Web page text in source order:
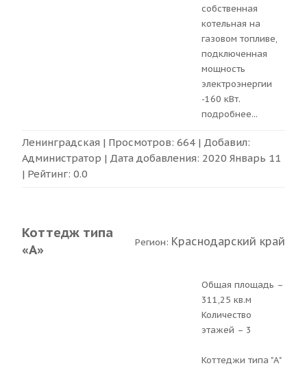
собственная
котельная на
газовом топливе,
подключенная
мощность
электроэнергии
-160 кВт.
подробнее...
Ленинградская | Просмотров: 664 | Добавил:
Администратор | Дата добавления: 2020 Январь 11
| Рейтинг: 0.0
Коттедж типа
«А»
Регион: Краснодарский край
Общая площадь –
311,25 кв.м
Количество
этажей – 3
Коттеджи типа "А"